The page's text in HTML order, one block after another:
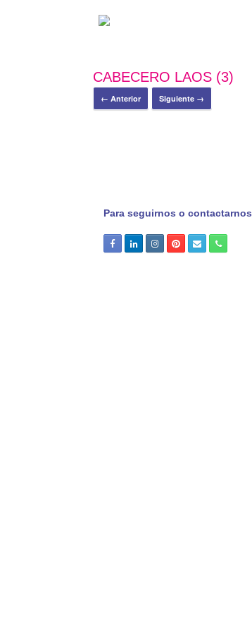
CABECERO LAOS (3)
← Anterior Siguiente →
Para seguirnos o contactarnos